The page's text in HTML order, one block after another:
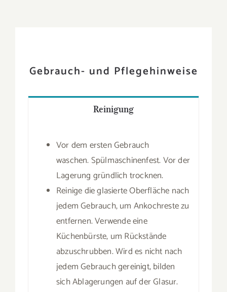
Gebrauch- und Pflegehinweise
Reinigung
Vor dem ersten Gebrauch
waschen. Spülmaschinenfest. Vor der
Lagerung gründlich trocknen.
Reinige die glasierte Oberfläche nach
jedem Gebrauch, um Ankochreste zu
entfernen. Verwende eine
Küchenbürste, um Rückstände
abzuschrubben. Wird es nicht nach
jedem Gebrauch gereinigt, bilden
sich Ablagerungen auf der Glasur.